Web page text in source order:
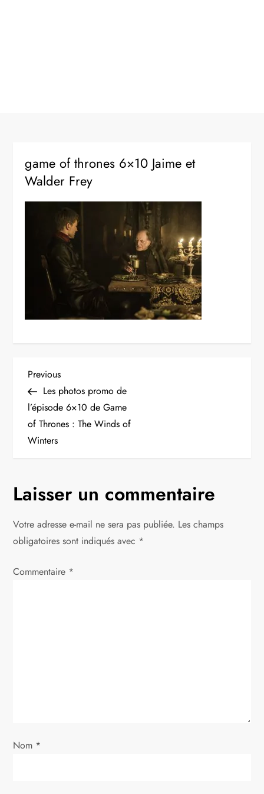
game of thrones 6×10 Jaime et
Walder Frey
N
a
v
g
a
t
i
’
Previous
Post
Previous
Les photos promo de
l’épisode 6×10 de Game
of Thrones : The Winds of
Winters
Laisser un commentaire
Votre adresse e-mail ne sera pas publiée. Les champs
obligatoires sont indiqués avec *
Commentaire *
Nom *